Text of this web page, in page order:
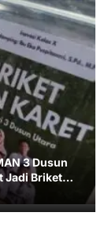
3 Dusun
Jadi Briket